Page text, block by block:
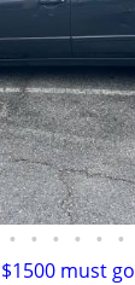
• • • • • •
must go